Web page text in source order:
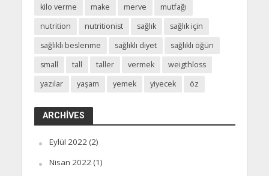
kilo verme make merve
mutfağı
nutrition
nutritionist sağlık
sağlık için
sağlıklı beslenme
sağlıklı diyet
sağlıklı öğün
small
tall taller vermek
weigthloss
yazılar
yaşam yemek yiyecek öz
ARCHIVES
Eylül 2022(2)
Nisan 2022(1)